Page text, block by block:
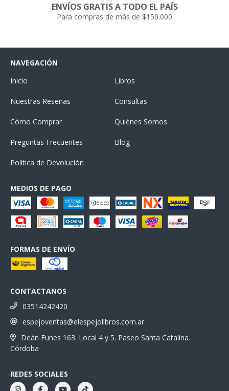
ENVÍOS GRATIS A TODO EL PAÍS
Para compras de más de $150.000
NAVEGACIÓN
Inicio
Libros
Nuestras Reseñas Consultas
Cómo Comprar Quiénes Somos
Preguntas Frecuentes Blog
Política de Devolución
MEDIOS DE PAGO
FORMAS DE ENVÍO
CONTACTANOS
03514242420
espejoventas@elespejolibros.com.ar
Deán Funes 163. Local 4 y 5. Paseo Santa Catalina.
Córdoba
REDES SOCIALES